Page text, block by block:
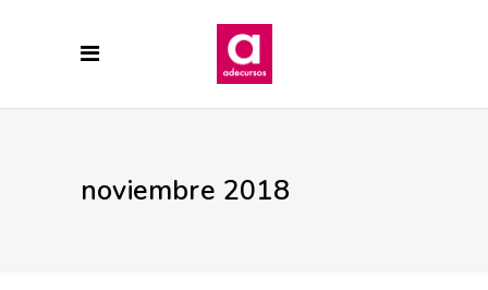
noviembre 2018